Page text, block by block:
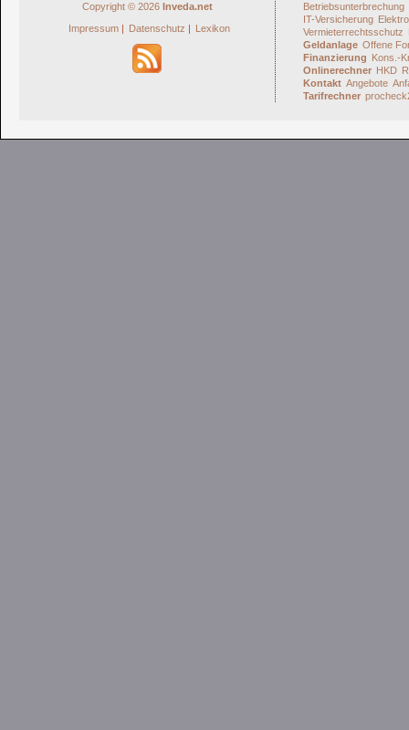
Copyright © 2026 Inveda.net
Impressum | Datenschutz | Lexikon
Betriebsunterbrechung
IT-Versicherung
Vermieterrechtsschutz
Geldanlage Offene
Finanzierung Kons.-
Onlinerechner HKD
Kontakt Angebote
Tarifrechner